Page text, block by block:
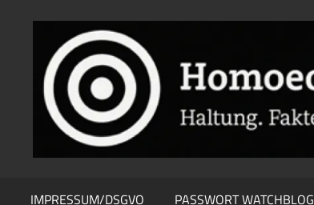
IMPRESSUM/DSGVO PASSWORT WATCHBLOG